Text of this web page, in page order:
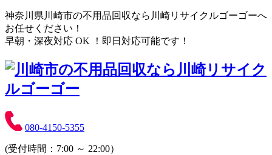
神奈川県川崎市の不用品回収なら川崎リサイクルゴーゴーへ
お任せください！
早朝・深夜対応 OK ！即日対応可能です！
080-4150-5355
(受付時間：7:00 ～ 22:00）